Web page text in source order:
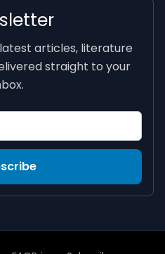
articles, literature
straight to your